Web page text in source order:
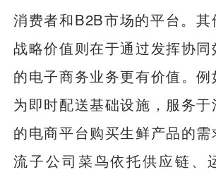
消费者和B2B市场的平台。其
战略价值则在于通过发挥协同
的电子商务业务更有价值。
为即时配送基础设施，服务于
的电商平台购买生鲜产品的
流子公司菜鸟依托供应链、